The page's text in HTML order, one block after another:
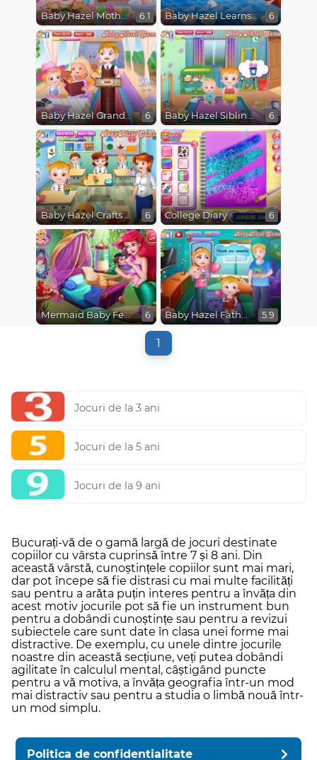
Baby Hazel Mothers Day 6.1 Baby Hazel Learns Colors 6
Baby Hazel Grandparents Day 6 Baby Hazel Sibling Care 6
Baby Hazel Crafts Time 6 College Diary 6
Mermaid Baby Feeding 6 Baby Hazel Fathers Day 5.9
1
Jocuri de la 3 ani
Jocuri de la 5 ani
Jocuri de la 9 ani
Bucurați-vă de o gamă largă de jocuri destinate
copiilor cu vârsta cuprinsă între 7 și 8 ani. Din
această vârstă, cunoștințele copiilor sunt mai mari,
dar pot începe să fie distrasi cu mai multe facilități
sau pentru a arăta puțin interes pentru a învăța din
acest motiv jocurile pot să fie un instrument bun
pentru a dobândi cunoștințe sau pentru a revizui
subiectele care sunt date în clasa unei forme mai
distractive. De exemplu, cu unele dintre jocurile
noastre din această secțiune, veți putea dobândi
agilitate în calculul mental, câștigând puncte
pentru a vă motiva, a învăța geografia într-un mod
mai distractiv sau pentru a studia o limbă nouă într-
un mod simplu.
Politica de confidentialitate